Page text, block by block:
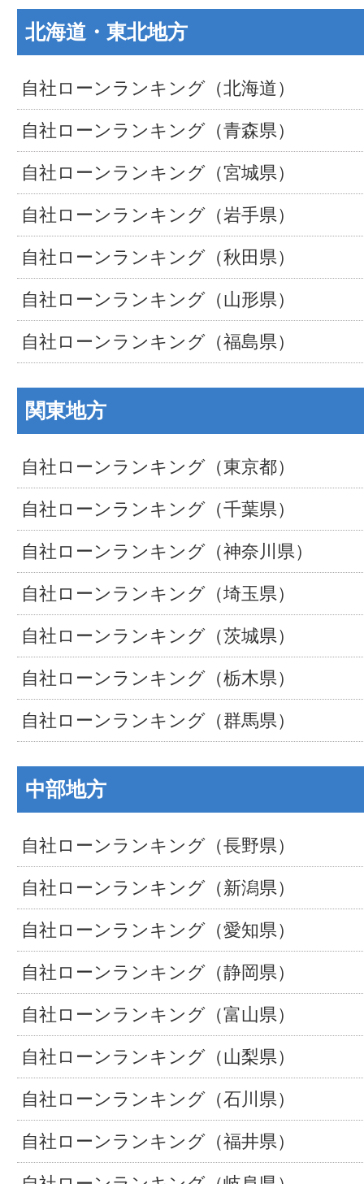
北海道・東北地方
自社ローンランキング（北海道）
自社ローンランキング（青森県）
自社ローンランキング（宮城県）
自社ローンランキング（岩手県）
自社ローンランキング（秋田県）
自社ローンランキング（山形県）
自社ローンランキング（福島県）
関東地方
自社ローンランキング（東京都）
自社ローンランキング（千葉県）
自社ローンランキング（神奈川県）
自社ローンランキング（埼玉県）
自社ローンランキング（茨城県）
自社ローンランキング（栃木県）
自社ローンランキング（群馬県）
中部地方
自社ローンランキング（長野県）
自社ローンランキング（新潟県）
自社ローンランキング（愛知県）
自社ローンランキング（静岡県）
自社ローンランキング（富山県）
自社ローンランキング（山梨県）
自社ローンランキング（石川県）
自社ローンランキング（福井県）